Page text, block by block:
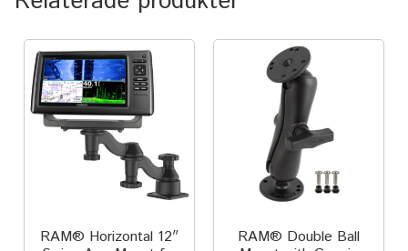
Monitor
Printer
Scanner Gun
Speaker
Lift Truck
RAM® Horizontal 12″
RAM® Double Ball